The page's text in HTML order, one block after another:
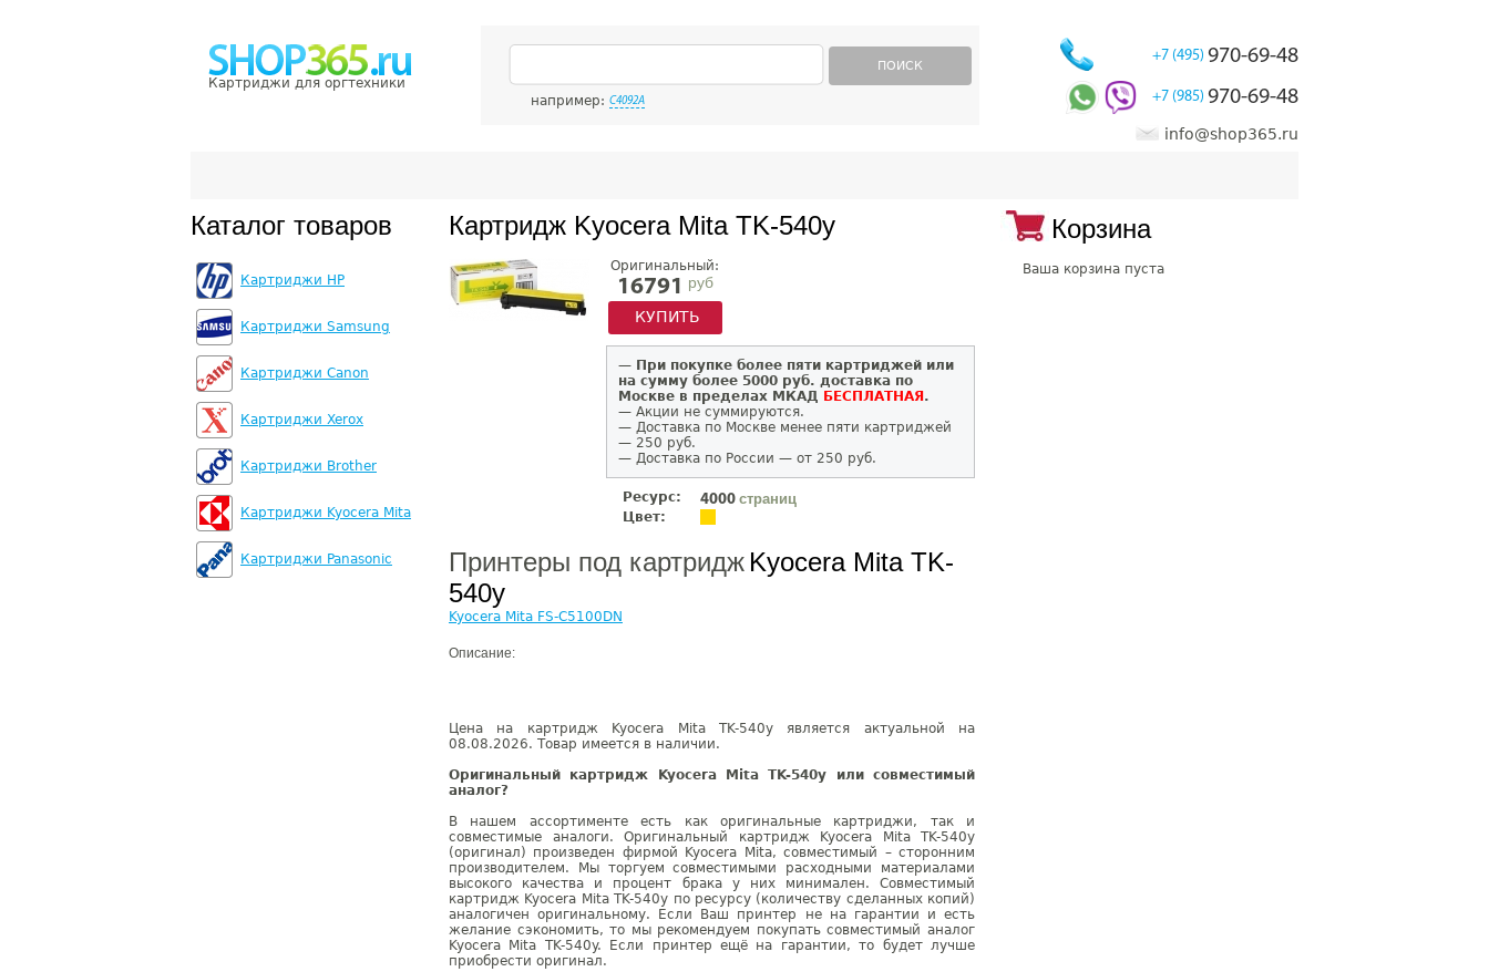
Картриджи для оргтехники
ПОИСК
например: C4092A
+7 (495) 970-69-48
+7 (985) 970-69-48
info@shop365.ru
Каталог товаров
Картриджи HP
Картриджи Samsung
Картриджи Canon
Картриджи Xerox
Картриджи Brother
Картриджи Kyocera Mita
Картриджи Panasonic
Картридж Kyocera Mita TK-540y
Оригинальный:
16791
руб
КУПИТЬ
— При покупке более пяти картриджей или
на сумму более 5000 руб. доставка по
Москве в пределах МКАД БЕСПЛАТНАЯ .
— Акции не суммируются.
— Доставка по Москве менее пяти картриджей
— 250 руб.
— Доставка по России — от 250 руб.
Ресурс: 4000 страниц
Цвет:
Принтеры под картридж Kyocera Mita TK-
540y
Kyocera Mita FS-C5100DN
Описание:
Цена на картридж Kyocera Mita TK-540y является актуальной на
08.08.2026. Товар имеется в наличии.
Оригинальный картридж Kyocera Mita TK-540y или совместимый
аналог?
В нашем ассортименте есть как оригинальные картриджи, так и
совместимые аналоги. Оригинальный картридж Kyocera Mita TK-540y
(оригинал) произведен фирмой Kyocera Mita, совместимый – сторонним
производителем. Мы торгуем совместимыми расходными материалами
высокого качества и процент брака у них минимален. Совместимый
картридж Kyocera Mita TK-540y по ресурсу (количеству сделанных копий)
аналогичен оригинальному. Если Ваш принтер не на гарантии и есть
желание сэкономить, то мы рекомендуем покупать совместимый аналог
Kyocera Mita TK-540y. Если принтер ещё на гарантии, то будет лучше
приобрести оригинал.
Корзина
Ваша корзина пуста